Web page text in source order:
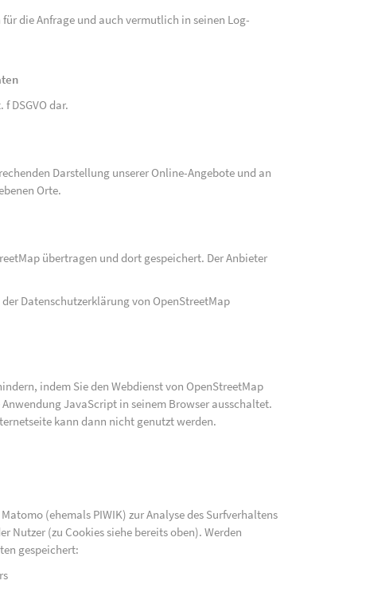
die Anfrage und auch vermutlich in seinen Log-
DSGVO dar.
Darstellung unserer Online-Angebote und an
Orte.
übertragen und dort gespeichert. Der Anbieter
Datenschutzerklärung von OpenStreetMap
indem Sie den Webdienst von OpenStreetMap
JavaScript in seinem Browser ausschaltet.
kann dann nicht genutzt werden.
(ehemals PIWIK) zur Analyse des Surfverhaltens
Nutzer (zu Cookies siehe bereits oben). Werden
gespeichert: